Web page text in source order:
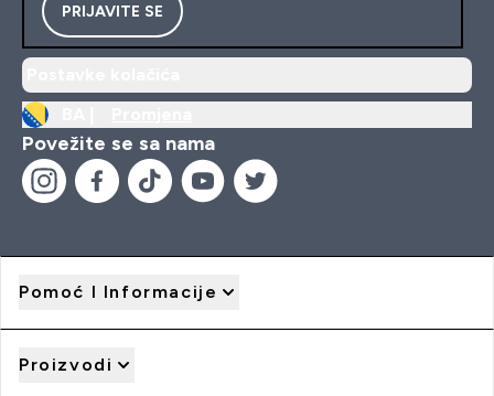
PRIJAVITE SE
Povežite se sa nama
Pomoć I Informacije
Proizvodi